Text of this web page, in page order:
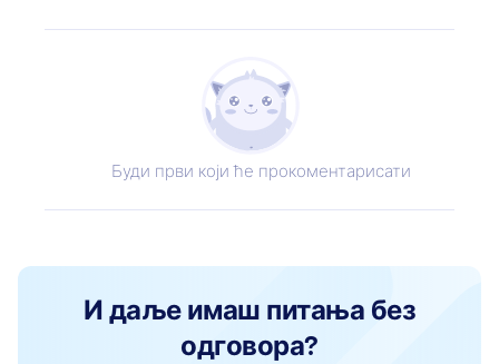
Буди први који ће прокоментарисати
И даље имаш питања без
одговора?